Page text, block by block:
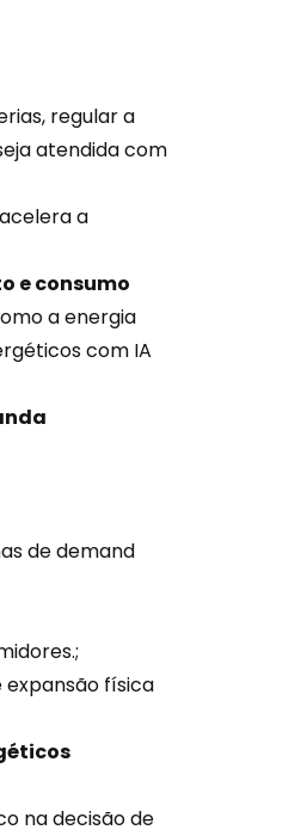
regular a
atendida com
a
e consumo
aenergia
com IA
de demand
expansão física
na decisão de